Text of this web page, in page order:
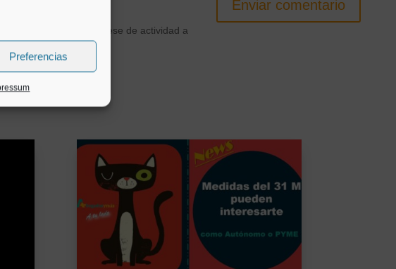
Preferencias
de prestación por cese de actividad a
Enviar comentario